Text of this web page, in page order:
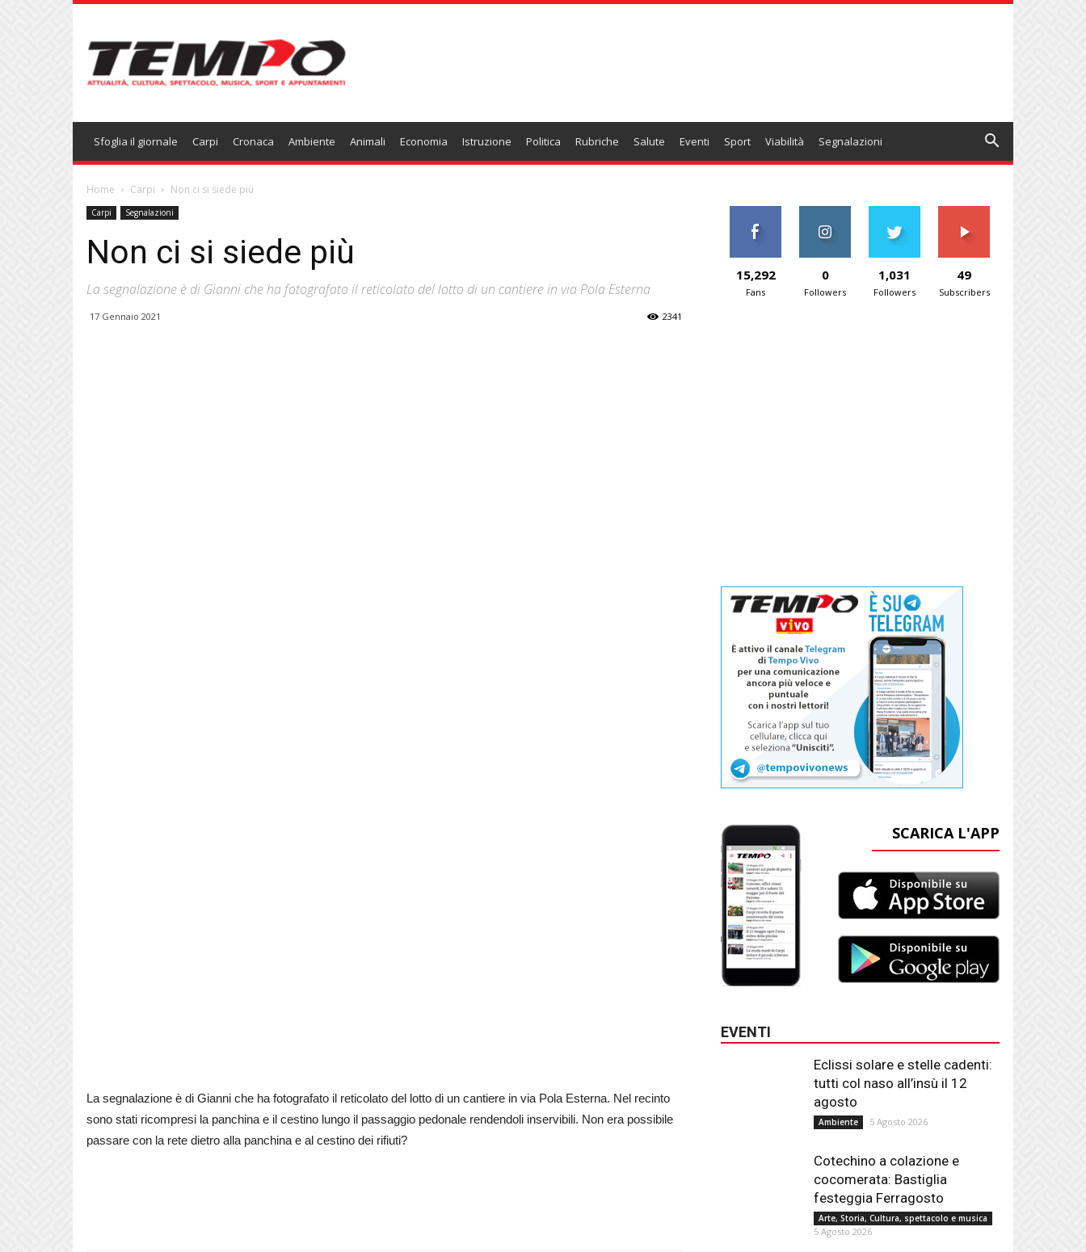
Sfoglia il giornale Carpi Cronaca Ambiente Animali Economia Istruzione Politica Rubriche Salute Eventi Sport Viabilità Segnalazioni
Home Carpi Non ci si siede più
Carpi Segnalazioni
Non ci si siede più
La segnalazione è di Gianni che ha fotografato il reticolato del lotto di un cantiere in via Pola Esterna
17 Gennaio 2021 2341
La segnalazione è di Gianni che ha fotografato il reticolato del lotto di un cantiere in via Pola Esterna. Nel recinto
sono stati ricompresi la panchina e il cestino lungo il passaggio pedonale rendendoli inservibili. Non era possibile
passare con la rete dietro alla panchina e al cestino dei rifiuti?
15,292
Fans
0
Followers
1,031
Followers
49
Subscribers
SCARICA L'APP
EVENTI
Eclissi solare e stelle cadenti:
tutti col naso all’insù il 12
agosto
Ambiente 5 Agosto 2026
Cotechino a colazione e
cocomerata: Bastiglia
festeggia Ferragosto
Arte, Storia, Cultura, spettacolo e musica
5 Agosto 2026